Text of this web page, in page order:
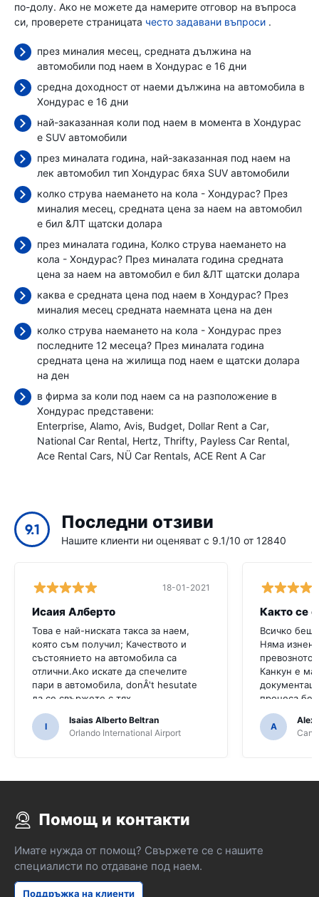
по-долу. Ако не можете да намерите отговор на въпроса
си, проверете страницата често задавани въпроси .
през миналия месец, средната дължина на
автомобили под наем в Хондурас е 16 дни
средна доходност от наеми дължина на автомобила в
Хондурас е 16 дни
най-заказанная коли под наем в момента в Хондурас
е SUV автомобили
през миналата година, най-заказанная под наем на
лек автомобил тип Хондурас бяха SUV автомобили
колко струва наемането на кола - Хондурас? През
миналия месец, средната цена за наем на автомобил
е бил &ЛТ щатски долара
през миналата година, Колко струва наемането на
кола - Хондурас? През миналата година средната
цена за наем на автомобил е бил &ЛТ щатски долара
каква е средната цена под наем в Хондурас? През
миналия месец средната наемната цена на ден
колко струва наемането на кола - Хондурас през
последните 12 месеца? През миналата година
средната цена на жилища под наем е щатски долара
на ден
в фирма за коли под наем са на разположение в
Хондурас представени:
Enterprise Alamo Avis Budget Dollar Rent a Car
National Car Rental Hertz Thrifty Payless Car Rental
Ace Rental Cars NÜ Car Rentals ACE Rent A Car
9.1 Последни отзиви
Нашите клиенти ни оценяват с 9.1/10 от 12840
18-01-2021
Исаия Алберто
Това е най-ниската такса за наем,
която съм получил; Качеството и
състоянието на автомобила са
отлични.Ако искате да спечелите
пари в автомобила, donÂ't hesutate
да се свържете с тях
I
Isaias Alberto Beltran
Orlando International Airport
Както се
Всичко
Няма
превозното
Канкун е
процеса
A
Alex
Помощ и контакти
Имате нужда от помощ? Свържете се с нашите
специалисти по отдаване под наем.
Поддръжка на клиенти